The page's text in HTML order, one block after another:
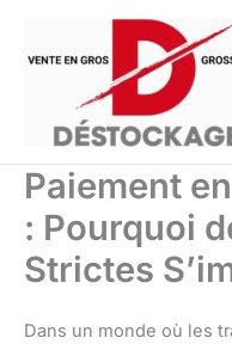
contenu
Paiement
: Pourquoi
Strictes
Dans un monde où les